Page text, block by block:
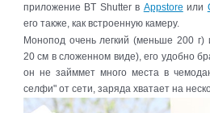
приложение BT Shutter в Appstore или
его также, как встроенную камеру.
Монопод очень легкий (меньше 200 г)
20 см в сложенном виде), его удобно
он не займмет много места в
селфи" от сети, заряда хватает на